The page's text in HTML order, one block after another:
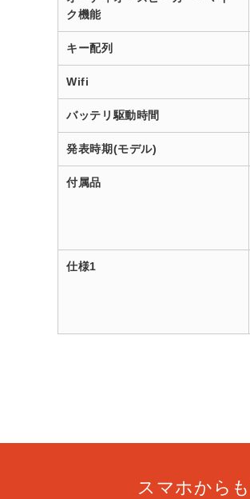
ク機能
キー配列
Wifi
バッテリ駆動時間
発表時期(モデル)
付属品
仕様1
スマホからも